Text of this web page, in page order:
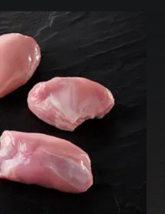
Le Gaulois
des
pour nous assurer du bon
à des fins analytiques.
à tout moment en cliquant sur
de notre site.
vous acceptez le dépôt et la